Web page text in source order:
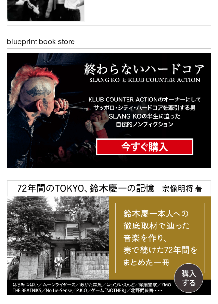
blueprint book store